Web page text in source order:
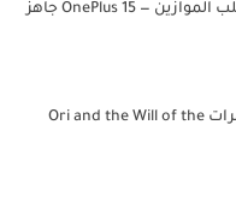
OnePlus تستعد لقلب الموازين — OnePlus 15 جاهز
تحميل لعبة المغامرات Ori and the Will of the